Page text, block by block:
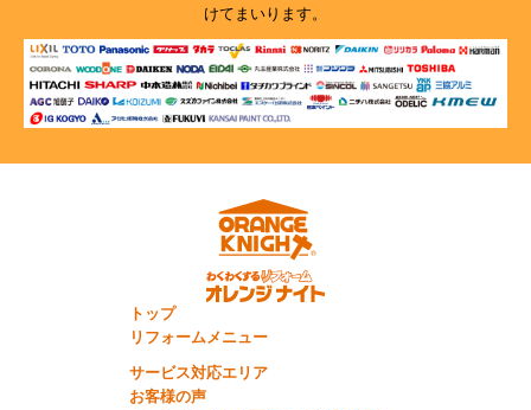
けてまいります。
トップ
リフォームメニュー
サービス対応エリア
お客様の声